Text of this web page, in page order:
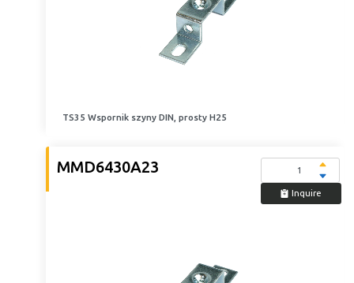
TS35 Wspornik szyny DIN, prosty H25
MMD6430A23
Inquire